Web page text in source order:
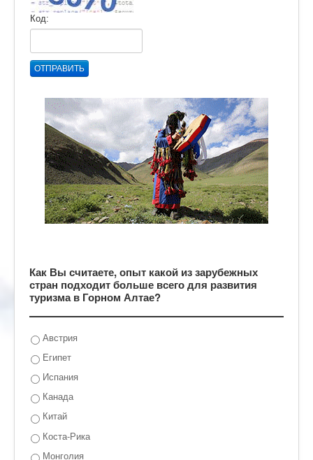
Код:
ОТПРАВИТЬ
Как Вы считаете, опыт какой из зарубежных
стран подходит больше всего для развития
туризма в Горном Алтае?
Австрия
Египет
Испания
Канада
Китай
Коста-Рика
Монголия